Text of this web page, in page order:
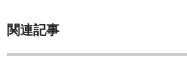
関連記事